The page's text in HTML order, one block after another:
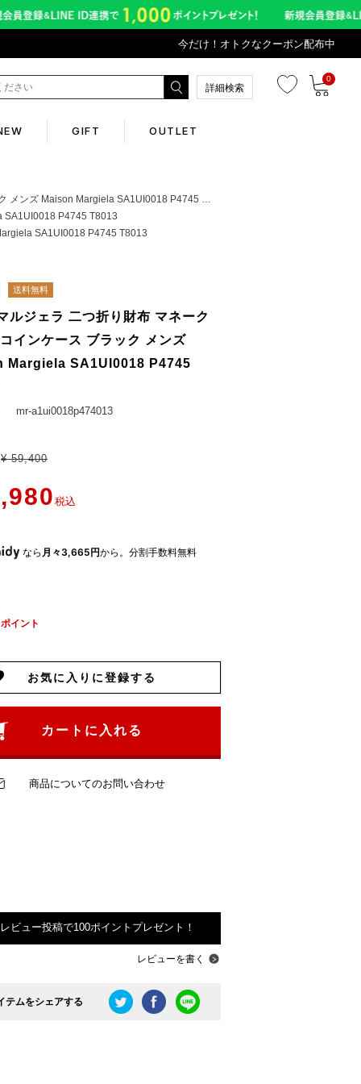
今だけ！オトクなクーポン配布中
詳細検索
0
GIFT OUTLET
Corporate
abox
ズ Maison Margiela SA1UI0018 P4745 T8013
SA1UI0018 P4745 T8013
SA1UI0018 P4745 T8013
送料無料
ルジェラ 二つ折り財布 マネーク
インケース ブラック メンズ
Margiela SA1UI0018 P4745
mr-a1ui0018p474013
¥ 59,400
税込
なら 月々3,665円から。分割手数料無料
ポイント
お気に入りに登録する
カートに入れる
商品についてのお問い合わせ
レビュー投稿で100ポイントプレゼント！
レビューを書く
テムをシェアする